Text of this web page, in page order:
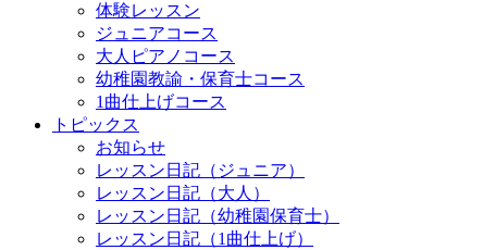
体験レッスン
ジュニアコース
大人ピアノコース
幼稚園教諭・保育士コース
1曲仕上げコース
トピックス
お知らせ
レッスン日記（ジュニア）
レッスン日記（大人）
レッスン日記（幼稚園保育士）
レッスン日記（1曲仕上げ）